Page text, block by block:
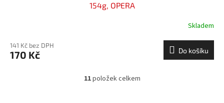
154g, OPERA
Skladem
141 Kč bez DPH
170 Kč Do košíku
O
11položek celkem